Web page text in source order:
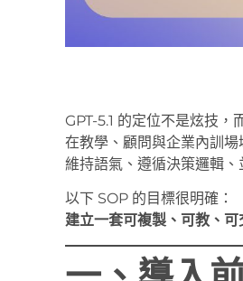
GPT-5.1 的定位不是炫技，
在教學、顧問與企業內訓
維持語氣、遵循決策邏輯、
以下 SOP 的目標很明確：
建立一套可複製、可教、